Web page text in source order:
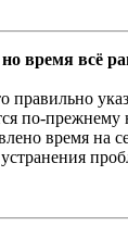
время всё
правильно
по-прежнему
время на